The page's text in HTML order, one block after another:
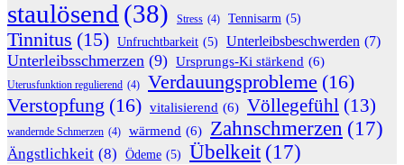
staulösend (38) Stress (4) Tennisarm (5)
Tinnitus (15) Unfruchtbarkeit (5) Unterleibsbeschwerden (7)
Unterleibsschmerzen (9) Ursprungs-Ki stärkend (6)
Uterusfunktion regulierend (4) Verdauungsprobleme (16)
Verstopfung (16) vitalisierend (6) Völlegefühl (13)
wandernde Schmerzen (4) wärmend (6) Zahnschmerzen (17)
Ängstlichkeit (8) Ödeme (5) Übelkeit (17)